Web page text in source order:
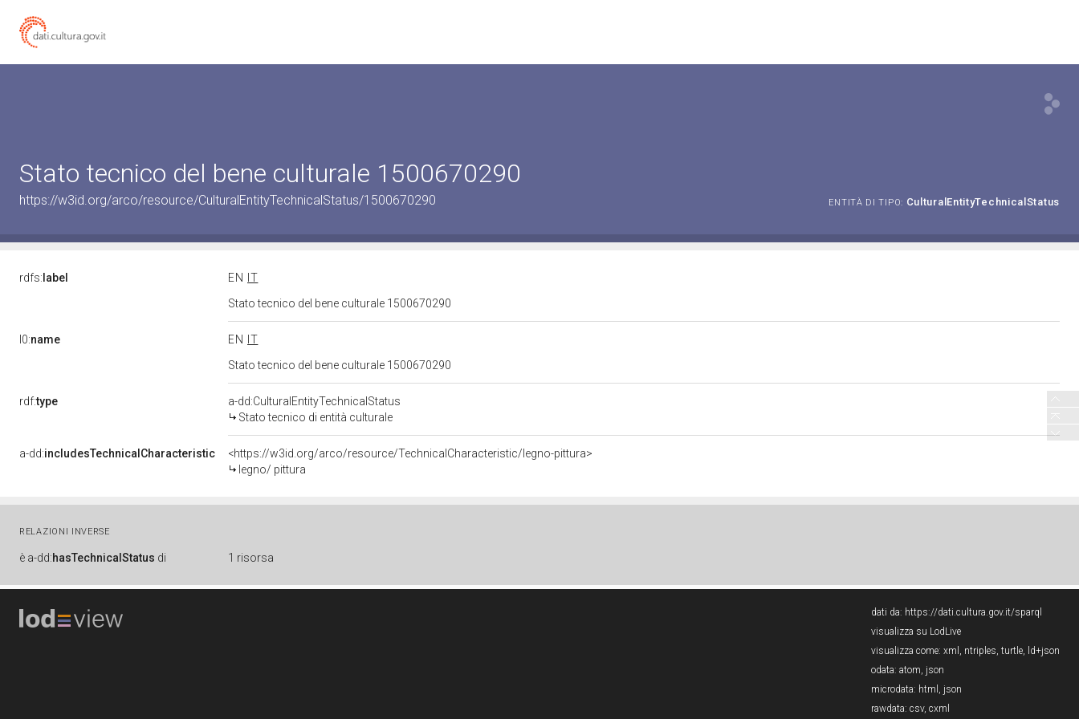
Stato tecnico del bene culturale 1500670290
https://w3id.org/arco/resource/CulturalEntityTechnicalStatus/1500670290 ENTITÀ DI TIPO: CulturalEntityTechnicalStatus
rdfs: label EN
IT
Stato tecnico del bene culturale 1500670290
l0:name EN
IT
Stato tecnico del bene culturale 1500670290
rdf:type
a-dd:CulturalEntityTechnicalStatus
Stato tecnico di entità culturale
a-dd:includesTechnicalCharacteristic
<https://w3id.org/arco/resource/TechnicalCharacteristic/legno-pittura>
legno/ pittura
RELAZIONI INVERSE
è a-dd:hasTechnicalStatus di 1 risorsa
dati da: https://dati.cultura.gov.it/sparql
visualizza su LodLive
visualizza come: xml , ntriples, turtle, ld+json
odata: atom, json
microdata: html , json
rawdata: csv, cxml